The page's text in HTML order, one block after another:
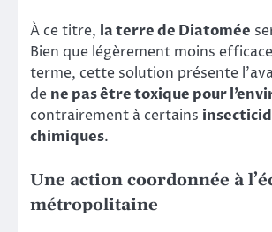
À ce titre, la terre de Diatomée
Bien que légèrement moins
terme, cette solution présente
de ne pas être toxique pour
contrairement à certains
chimiques.
Une action coordonnée à
métropolitaine